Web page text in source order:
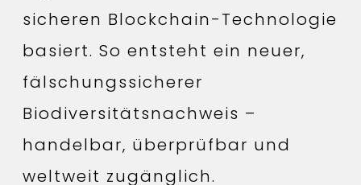
sicheren Blockchain-Technologie
basiert. So entsteht ein neuer,
fälschungssicherer
Biodiversitätsnachweis –
handelbar, überprüfbar und
weltweit zugänglich.